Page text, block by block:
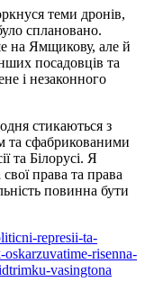
теми дронів,
сплановано.
на Ямщикову, але й
посадовців та
і незаконного
стикаються з
сфабрикованими
та Білорусі. Я
права та права
повинна бути
represii-ta-
risenna-
vasingtona